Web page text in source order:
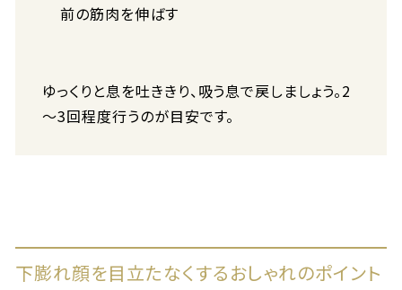
前の筋肉を伸ばす
ゆっくりと息を吐ききり、吸う息で戻しましょう。2
～3回程度行うのが目安です。
下膨れ顔を目立たなくするおしゃれのポイント